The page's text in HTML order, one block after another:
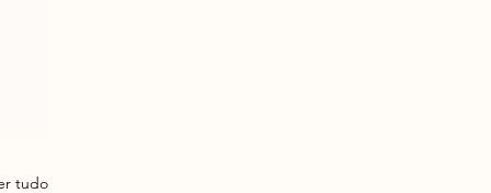
tudo